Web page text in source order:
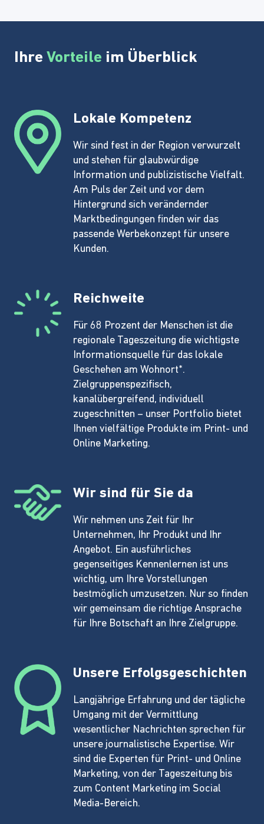
Ihre Vorteile im Überblick
Lokale Kompetenz
Wir sind fest in der Region verwurzelt
und stehen für glaubwürdige
Information und publizistische Vielfalt.
Am Puls der Zeit und vor dem
Hintergrund sich verändernder
Marktbedingungen finden wir das
passende Werbekonzept für unsere
Kunden.
Reichweite
Für 68 Prozent der Menschen ist die
regionale Tageszeitung die wichtigste
Informationsquelle für das lokale
Geschehen am Wohnort*.
Zielgruppenspezifisch,
kanalübergreifend, individuell
zugeschnitten – unser Portfolio bietet
Ihnen vielfältige Produkte im Print- und
Online Marketing.
Wir sind für Sie da
Wir nehmen uns Zeit für Ihr
Unternehmen, Ihr Produkt und Ihr
Angebot. Ein ausführliches
gegenseitiges Kennenlernen ist uns
wichtig, um Ihre Vorstellungen
bestmöglich umzusetzen. Nur so finden
wir gemeinsam die richtige Ansprache
für Ihre Botschaft an Ihre Zielgruppe.
Unsere Erfolgsgeschichten
Langjährige Erfahrung und der tägliche
Umgang mit der Vermittlung
wesentlicher Nachrichten sprechen für
unsere journalistische Expertise. Wir
sind die Experten für Print- und Online
Marketing, von der Tageszeitung bis
zum Content Marketing im Social
Media-Bereich.